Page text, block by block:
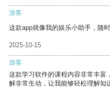
游客
这款app就像我的娱乐小助手，随
2025-10-15
游客
这款学习软件的课程内容非常丰富
解非常生动，让我能够轻松理解知